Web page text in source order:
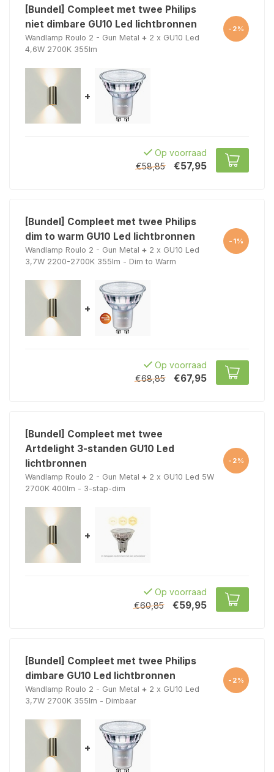
[Bundel] Compleet met twee Philips
niet dimbare GU10 Led lichtbronnen
Wandlamp Roulo 2 - Gun Metal + 2 x GU10 Led
4,6W 2700K 355lm
-2%
+
Op voorraad
€58,85
€57,95
[Bundel] Compleet met twee Philips
dim to warm GU10 Led lichtbronnen
Wandlamp Roulo 2 - Gun Metal + 2 x GU10 Led
3,7W 2200-2700K 355lm - Dim to Warm
-1%
+
Op voorraad
€68,85
€67,95
[Bundel] Compleet met twee
Artdelight 3-standen GU10 Led
lichtbronnen
Wandlamp Roulo 2 - Gun Metal + 2 x GU10 Led 5W
2700K 400lm - 3-stap-dim
-2%
+
Op voorraad
€60,85
€59,95
[Bundel] Compleet met twee Philips
dimbare GU10 Led lichtbronnen
Wandlamp Roulo 2 - Gun Metal + 2 x GU10 Led
3,7W 2700K 355lm - Dimbaar
-2%
+